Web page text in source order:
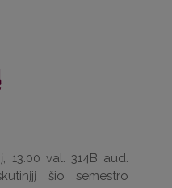
13.00 val. 314B aud.
šio semestro